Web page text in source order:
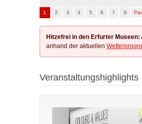
1
2 3 4 5 6 7 8
Hitzefrei in den Erfurter Museen:
anhand der aktuellen
Veranstaltungshighlights